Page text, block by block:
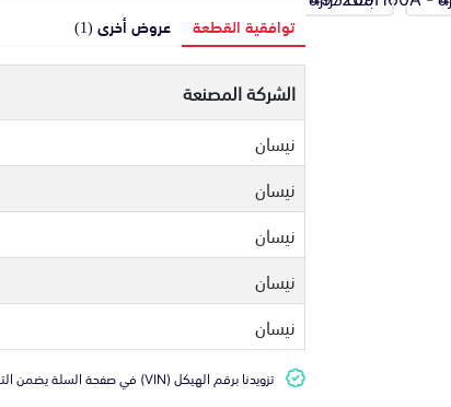
توافقية القطعة عروض أخرى (1)
الشركة المصنعة
نيسان
نيسان
نيسان
نيسان
نيسان
تزويدنا برقم الهيكل (VIN) في صفحة السلة يضمن التطابق التام للقطعة مع سيارتك